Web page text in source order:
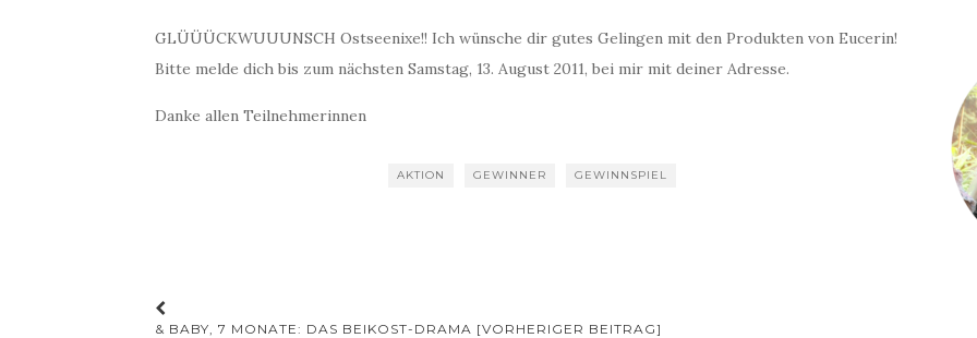
GLÜÜÜCKWUUUNSCH Ostseenixe!! Ich wünsche dir gutes Gelingen mit den Produkten von Eucerin!
Bitte melde dich bis zum nächsten Samstag, 13. August 2011, bei mir mit deiner Adresse.
Danke allen Teilnehmerinnen
AKTION GEWINNER GEWINNSPIEL
Beitrags-
& BABY, 7 MONATE: DAS BEIKOST-DRAMA [VORHERIGER BEITRAG]